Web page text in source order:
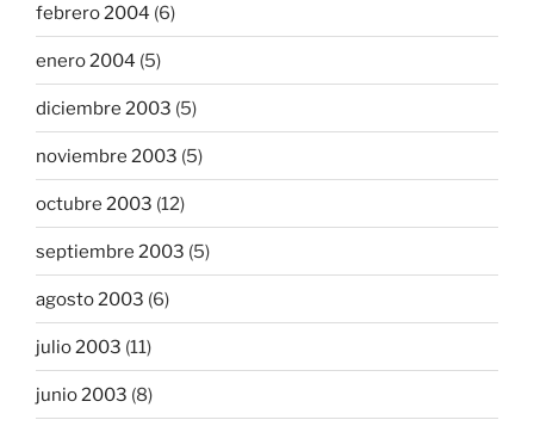
febrero 2004 (6)
enero 2004 (5)
diciembre 2003 (5)
noviembre 2003 (5)
octubre 2003 (12)
septiembre 2003 (5)
agosto 2003 (6)
julio 2003 (11)
junio 2003 (8)